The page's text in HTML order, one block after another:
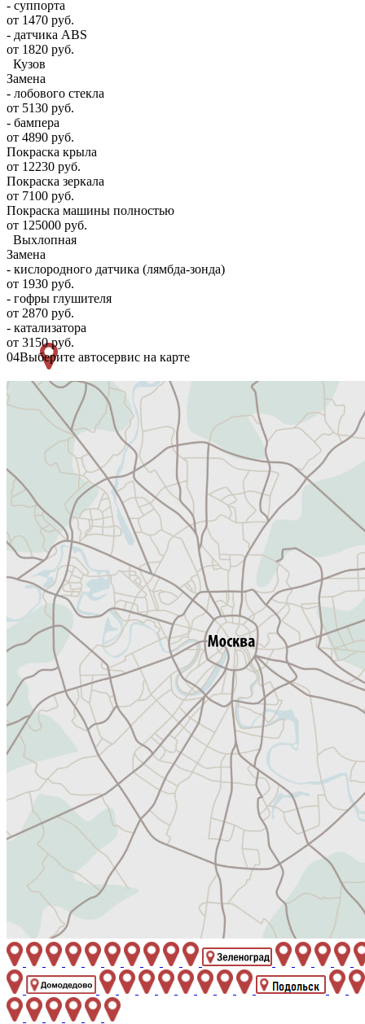
- суппорта
от 1470 руб.
- датчика ABS
от 1820 руб.
Кузов
Замена
- лобового стекла
от 5130 руб.
- бампера
от 4890 руб.
Покраска крыла
от 12230 руб.
Покраска зеркала
от 7100 руб.
Покраска машины полностью
от 125000 руб.
Выхлопная
Замена
- кислородного датчика (лямбда-зонда)
от 1930 руб.
- гофры глушителя
от 2870 руб.
- катализатора
от 3150 руб.
04Выберите автосервис на карте